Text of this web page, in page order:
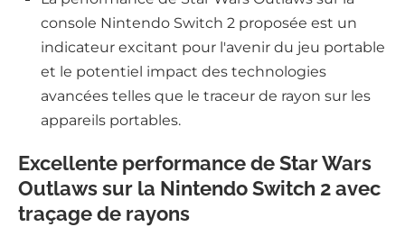
console Nintendo Switch 2 proposée est un
indicateur excitant pour l'avenir du jeu portable
et le potentiel impact des technologies
avancées telles que le traceur de rayon sur les
appareils portables.
Excellente performance de Star Wars
Outlaws sur la Nintendo Switch 2 avec
traçage de rayons